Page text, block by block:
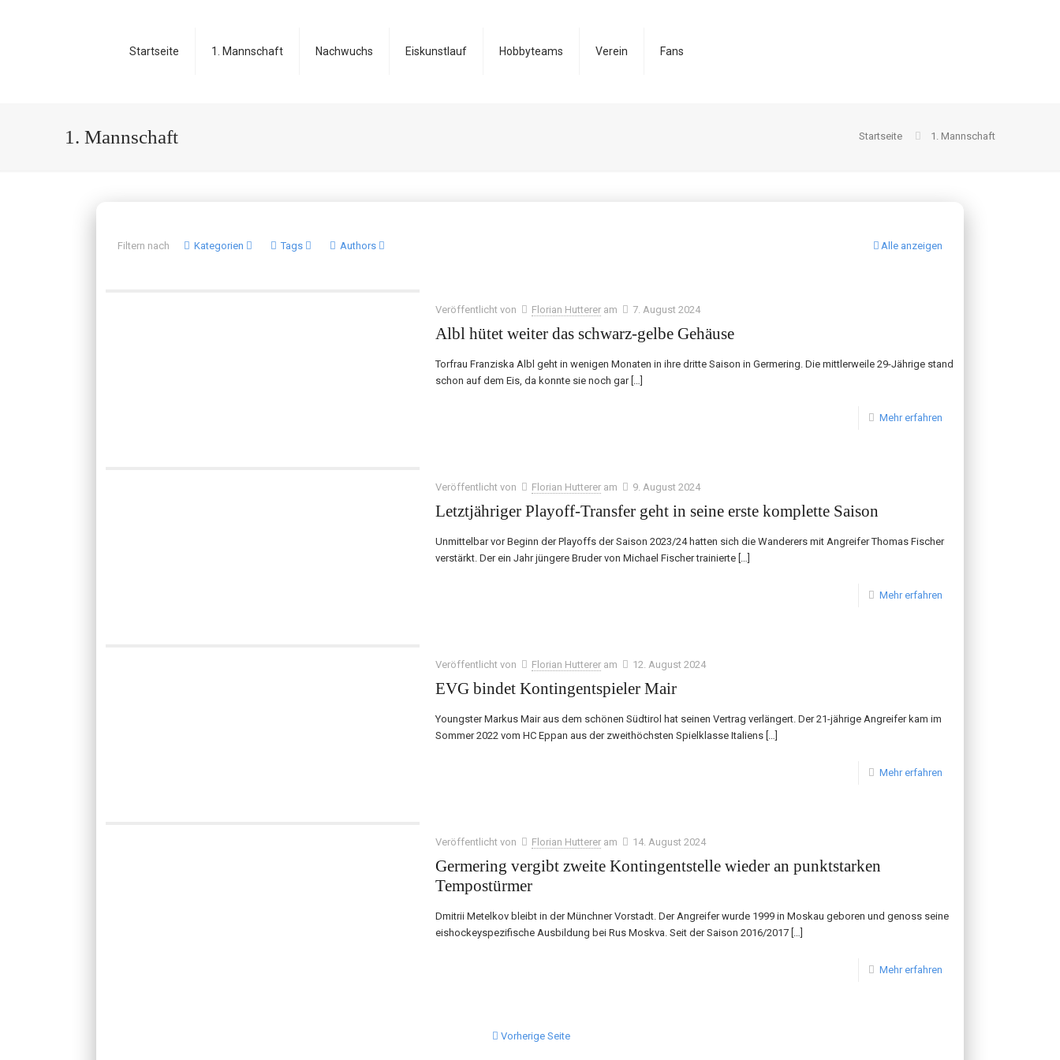
Startseite 1. Mannschaft Nachwuchs Eiskunstlauf Hobbyteams Verein Fans
1. Mannschaft Startseite 1. Mannschaft
Filtern nach Kategorien Tags Authors Alle anzeigen
Veröffentlicht von Florian Hutterer am 7. August 2024
Albl hütet weiter das schwarz-gelbe Gehäuse
Torfrau Franziska Albl geht in wenigen Monaten in ihre dritte Saison in Germering. Die mittlerweile 29-Jährige stand
schon auf dem Eis, da konnte sie noch gar[…]
Mehr erfahren
Veröffentlicht von Florian Hutterer am 9. August 2024
Letztjähriger Playoff-Transfer geht in seine erste komplette Saison
Unmittelbar vor Beginn der Playoffs der Saison 2023/24 hatten sich die Wanderers mit Angreifer Thomas Fischer
verstärkt. Der ein Jahr jüngere Bruder von Michael Fischer trainierte […]
Mehr erfahren
Veröffentlicht von Florian Hutterer am 12. August 2024
EVG bindet Kontingentspieler Mair
Youngster Markus Mair aus dem schönen Südtirol hat seinen Vertrag verlängert. Der 21-jährige Angreifer kam im
Sommer 2022 vom HC Eppan aus der zweithöchsten Spielklasse Italiens […]
Mehr erfahren
Veröffentlicht von Florian Hutterer am 14. August 2024
Germering vergibt zweite Kontingentstelle wieder an punktstarken
Tempostürmer
Dmitrii Metelkov bleibt in der Münchner Vorstadt. Der Angreifer wurde 1999 in Moskau geboren und genoss seine
eishockeyspezifische Ausbildung bei Rus Moskva. Seit der Saison 2016/2017 […]
Mehr erfahren
Vorherige Seite